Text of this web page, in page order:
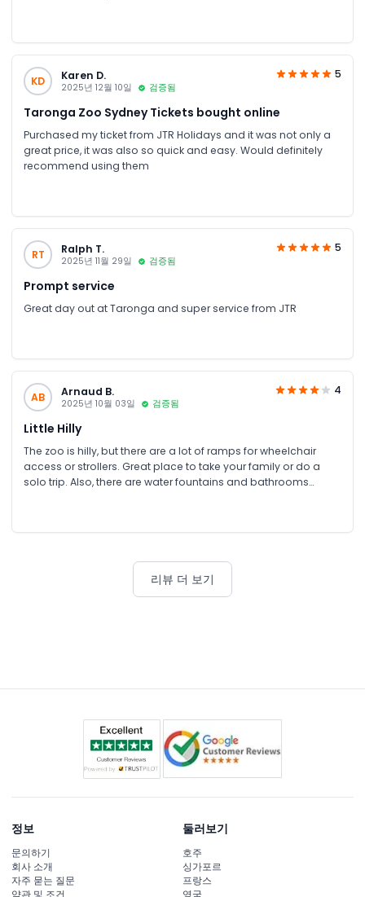
KD Karen D.
2025년 12월 10일 검증됨
5
Taronga Zoo Sydney Tickets bought online
Purchased my ticket from JTR Holidays and it was not only a
great price, it was also so quick and easy. Would definitely
recommend using them
RT Ralph T.
2025년 11월 29일 검증됨
5
Prompt service
Great day out at Taronga and super service from JTR
AB Arnaud B.
2025년 10월 03일 검증됨
4
Little Hilly
The zoo is hilly, but there are a lot of ramps for wheelchair
access or strollers. Great place to take your family or do a
solo trip. Also, there are water fountains and bathrooms
리뷰 더 보기
정보
문의하기
회사 소개
자주 묻는 질문
둘러보기
호주
싱가포르
프랑스